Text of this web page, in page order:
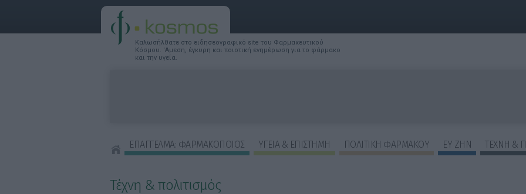
Καλωσήλθατε στο ειδησεογραφικό site του Φαρμακευτικού
Κόσμου. 'Αμεση, έγκυρη και ποιοτική ενημέρωση για το φάρμακο
και την υγεία.
ΕΠΑΓΓΕΛΜΑ: ΦΑΡΜΑΚΟΠΟΙΟΣ ΥΓΕΙΑ & ΕΠΙΣΤΗΜΗ ΠΟΛΙΤΙΚΗ ΦΑΡΜΑΚΟΥ ΕΥ ΖΗΝ
ΤΕΧΝΗ &
Τέχνη & πολιτισμός